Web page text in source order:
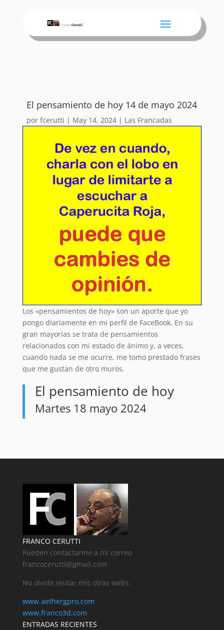
El pensamiento de hoy 14 de mayo 2024
porfcerutti | May 14, 2024 | Las Francadas
Los «pensamientos de hoy» son un aporte que yo
pongo diariamente en mi perfil de FaceBook. En su
gran mayorías se trata de pensamientos
relacionados con mi estado de ánimo y, a veces,
cuando nada se me ocurre, me tomo prestado frases
que me gustan de otro muros.
El pensamiento de hoy
Martes 18 mayo 2024
FRANCO CERUTTI
Pueden contactarme a mi correo
francocerutti@gmail.com
No olvide visitar mis otras webs
www.aethergpro.com
www.franco3d.com
ENTRADAS RECIENTES